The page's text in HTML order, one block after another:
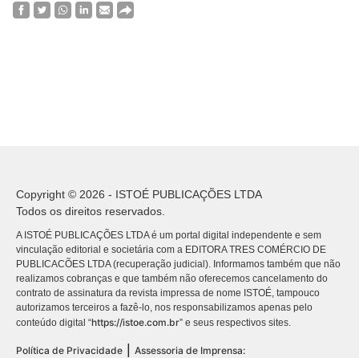
Copyright © 2026 - ISTOÉ PUBLICAÇÕES LTDA
Todos os direitos reservados.
A ISTOÉ PUBLICAÇÕES LTDA é um portal digital independente e sem
vinculação editorial e societária com a EDITORA TRES COMÉRCIO DE
PUBLICACÕES LTDA (recuperação judicial). Informamos também que não
realizamos cobranças e que também não oferecemos cancelamento do
contrato de assinatura da revista impressa de nome ISTOÉ, tampouco
autorizamos terceiros a fazê-lo, nos responsabilizamos apenas pelo
conteúdo digital “https://istoe.com.br” e seus respectivos sites.
Política de Privacidade Assessoria de Imprensa: